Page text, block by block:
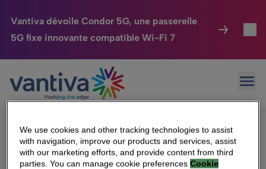
Vantiva dévoile Condor 5G, une passerelle
5G fixe innovante compatible Wi-Fi 7
Passer au contenu principal
Maison Connectée
HomeSight
Entreprise
Sorry, no results were found.
Rechercher :
We use cookies and other tracking technologies to assist
with navigation, improve our products and services, assist
with our marketing efforts, and provide content from third
parties. You can manage cookie preferencesCookie